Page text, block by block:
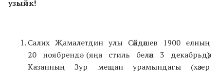
узыйк!
Салих Җамалетдин улы Сәйдәшев 1900 елның
20 ноябрендә (яңа стиль белән 3 декабрьдә)
Казанның Зур мещан урамындагы (хәзер